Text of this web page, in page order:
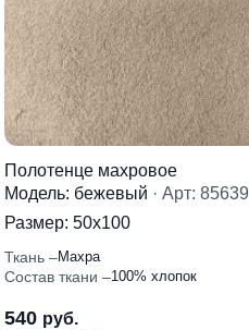
Полотенце махровое
Модель: бежевый · Арт: 85639
Размер: 50х100
Ткань Махра
Состав ткани 100% хлопок
540 руб.